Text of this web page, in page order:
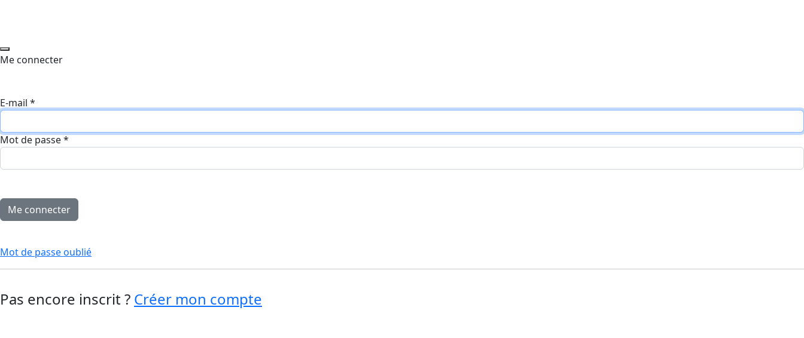
Me connecter
E-mail *
Mot de passe*
Mot de passe oublié
Pas encore inscrit ? Créer mon compte